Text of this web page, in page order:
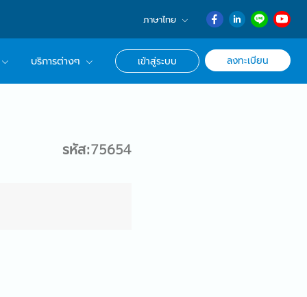
ภาษาไทย
English
日本語
บริการต่างๆ เข้าสู่ระบบ ลงทะเบียน
รหัส:75654